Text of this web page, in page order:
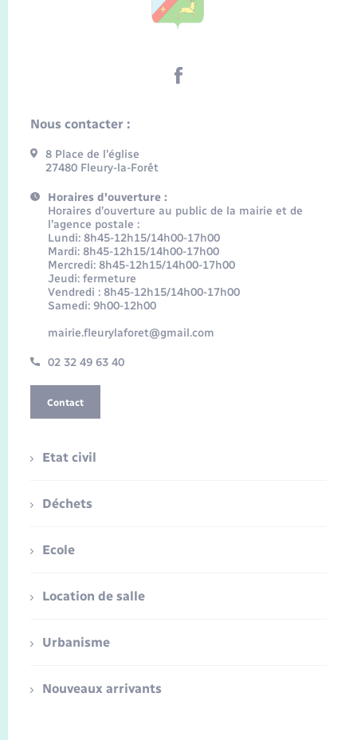
Nous contacter :
8 Place de l’église
27480 Fleury-la-Forêt
Horaires d'ouverture :
Horaires d’ouverture au public de la mairie et de
l’agence postale :
Lundi: 8h45-12h15/14h00-17h00
Mardi: 8h45-12h15/14h00-17h00
Mercredi: 8h45-12h15/14h00-17h00
Jeudi: fermeture
Vendredi : 8h45-12h15/14h00-17h00
Samedi: 9h00-12h00
mairie.fleurylaforet@gmail.com
02 32 49 63 40
Contact
Etat civil
Déchets
Ecole
Location de salle
Urbanisme
Nouveaux arrivants